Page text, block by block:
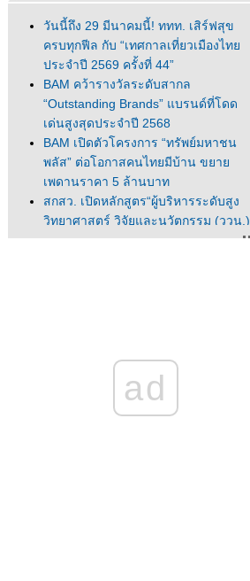
วันนี้ถึง 29 มีนาคมนี้! ททท. เสิร์ฟสุข
ครบทุกฟีล กับ “เทศกาลเที่ยวเมืองไท
ประจำปี 2569 ครั้งที่ 44”
BAM คว้ารางวัลระดับสากล
“Outstanding Brands” แบรนด์ที่โดด
เด่นสูงสุดประจำปี 2568
BAM เปิดตัวโครงการ “ทรัพย์มหาชน
พลัส” ต่อโอกาสคนไทยมีบ้าน ขยา
เพดานราคา 5 ล้านบาท
สกสว. เปิดหลักสูตร“ผู้บริหารระดับสูง
วิทยาศาสตร์ วิจัยและนวัตกรรม (ววน.)
รุ่นที่ 1”
เพื่อบ้านของคนสู้ชีวิต
ผู้ว่าททท.ชวน Food Lover ของไทยให้
ช่วยกันต่อยอดข้าวแกงไทยออกไป
หากจะถามว่าข้าวแกงไทยนับเป็นอาหาร
ad